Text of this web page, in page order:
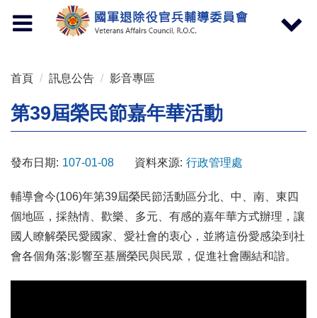
Toggle
navigation
Toggle
首頁 訊息公告 影音專區
第39屆榮民節嘉年華活動
發布日期: 107-01-08 資料來源: 行政管理處
輔導會今(106)年第39屆榮民節活動區分北、中、南、東四
個地區，採熱情、歡樂、多元、有感的嘉年華方式辦理，讓
國人瞭解榮民愛國家、愛社會的衷心，並將這份愛感染到社
會各個角落;影響至基層榮民與民眾，促進社會團結和諧。